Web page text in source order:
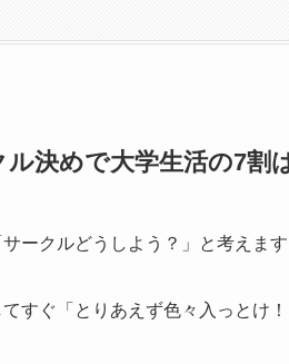
決めで大学生活の7割
ークルどうしよう？」と考えます
すぐ「とりあえず色々入っとけ